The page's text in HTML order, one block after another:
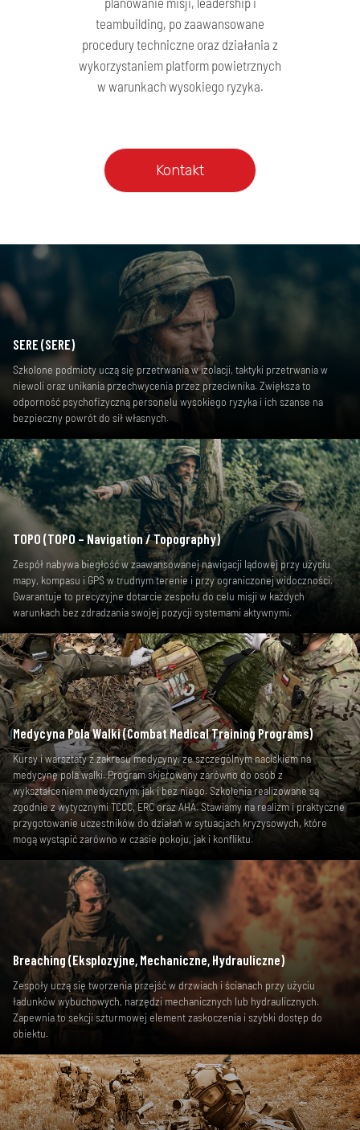
teambuilding, po zaawansowane
procedury techniczne oraz działania z
wykorzystaniem platform powietrznych
w warunkach wysokiego ryzyka.
Kontakt
SERE (SERE)
Szkolone podmioty uczą się przetrwania w izolacji, taktyki przetrwania w
niewoli oraz unikania przechwycenia przez przeciwnika. Zwiększa to
odporność psychofizyczną personelu wysokiego ryzyka i ich szanse na
bezpieczny powrót do sił własnych.
TOPO (TOPO – Navigation / Topography)
Zespół nabywa biegłość w zaawansowanej nawigacji lądowej przy użyciu
mapy, kompasu i GPS w trudnym terenie i przy ograniczonej widoczności.
Gwarantuje to precyzyjne dotarcie zespołu do celu misji w każdych
warunkach bez zdradzania swojej pozycji systemami aktywnymi.
Medycyna Pola Walki (Combat Medical Training Programs)
Kursy i warsztaty z zakresu medycyny, ze szczególnym naciskiem na
medycynę pola walki. Program skierowany zarówno do osób z
wykształceniem medycznym, jak i bez niego. Szkolenia realizowane są
zgodnie z wytycznymi TCCC, ERC oraz AHA. Stawiamy na realizm i praktyczne
przygotowanie uczestników do działań w sytuacjach kryzysowych, które
mogą wystąpić zarówno w czasie pokoju, jak i konfliktu.
Breaching (Eksplozyjne, Mechaniczne, Hydrauliczne)
Zespoły uczą się tworzenia przejść w drzwiach i ścianach przy użyciu
ładunków wybuchowych, narzędzi mechanicznych lub hydraulicznych.
Zapewnia to sekcji szturmowej element zaskoczenia i szybki dostęp do
obiektu.